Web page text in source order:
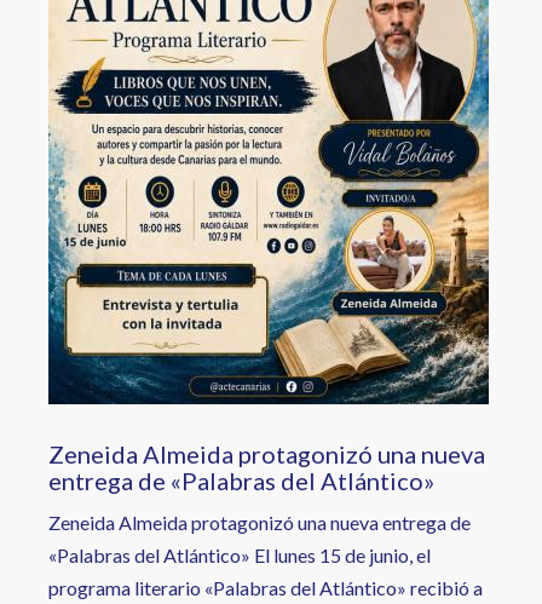
Zeneida Almeida protagonizó una nueva
entrega de «Palabras del Atlántico»
Zeneida Almeida protagonizó una nueva entrega de
«Palabras del Atlántico» El lunes 15 de junio, el
programa literario «Palabras del Atlántico» recibió a